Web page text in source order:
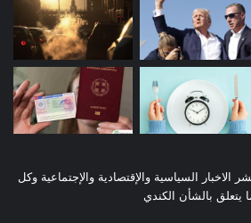
الاخبار السياسية والإقتصادية والإجتماعية وكل
يتعلق بالشأن الكندي